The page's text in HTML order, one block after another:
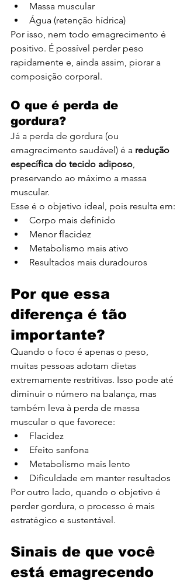
Massa muscular
Água (retenção hídrica)
Por isso, nem todo emagrecimento é
positivo. É possível perder peso
rapidamente e, ainda assim, piorar a
composição corporal.
O que é perda de
gordura?
Já a perda de gordura (ou
emagrecimento saudável) é a redução
específica do tecido adiposo,
preservando ao máximo a massa
muscular.
Esse é o objetivo ideal, pois resulta em:
Corpo mais definido
Menor flacidez
Metabolismo mais ativo
Resultados mais duradouros
Por que essa
diferença é tão
importante?
Quando o foco é apenas o peso,
muitas pessoas adotam dietas
extremamente restritivas. Isso pode até
diminuir o número na balança, mas
também leva à perda de massa
muscular o que favorece:
Flacidez
Efeito sanfona
Metabolismo mais lento
Dificuldade em manter resultados
Por outro lado, quando o objetivo é
perder gordura, o processo é mais
estratégico e sustentável.
Sinais de que você
está emagrecendo